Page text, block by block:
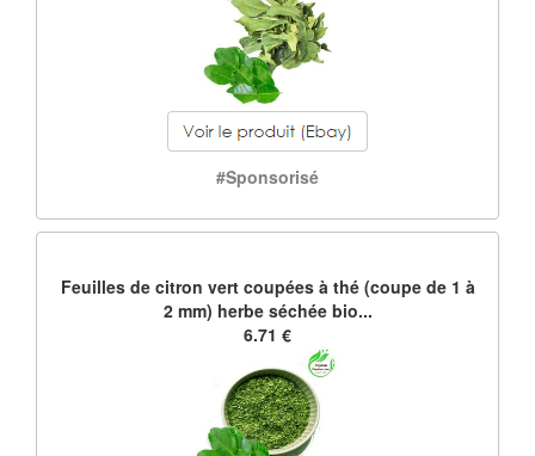
#Sponsorisé
Feuilles de citron vert coupées à thé (coupe de 1 à
2 mm) herbe séchée bio...
6.71 €